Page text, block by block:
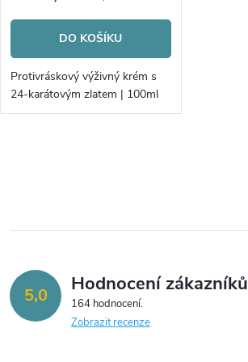
o
d
u
ů
r
o
d
t
ů
DO KOŠÍKU
Protivráskový výživný krém s
24-karátovým zlatem | 100ml
l
d
a
5,0 Hodnocení zákazníků
164 hodnocení
Zobrazit recenze